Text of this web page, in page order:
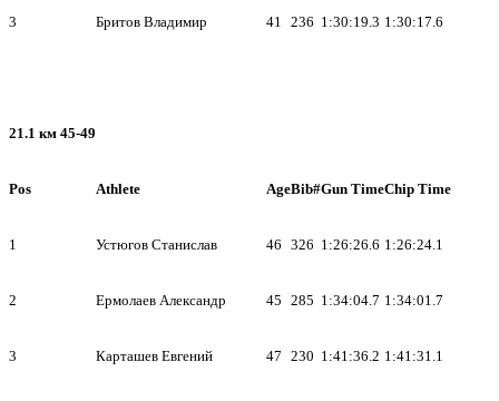
3 Бритов Владимир 41 236 1:30:19.3 1:30:17.6
21.1 км 45-49
Pos Athlete AgeBib#Gun TimeChip Time
1 Устюгов Станислав 46 326 1:26:26.6 1:26:24.1
2 Ермолаев Александр 45 285 1:34:04.7 1:34:01.7
3 Карташев Евгений 47 230 1:41:36.2 1:41:31.1